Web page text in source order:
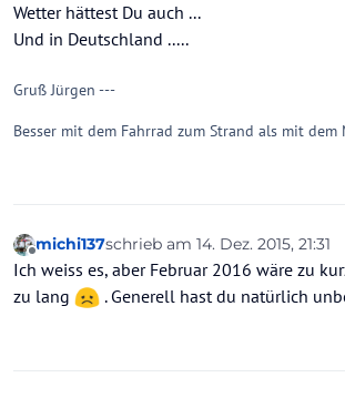
Wetter hättest Du auch ...
Und in Deutschland .....
Gruß Jürgen ---
Besser mit dem Fahrrad zum Strand als mit dem
Offline
michi137schrieb am 14. Dez. 2015, 21:31
zuletzt editiert von
Ich weiss es, aber Februar 2016 wäre zu
zu lang
. Generell hast du natürlich